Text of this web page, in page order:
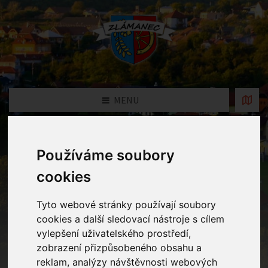
Používáme soubory
cookies
Tyto webové stránky používají soubory
cookies a další sledovací nástroje s cílem
vylepšení uživatelského prostředí,
zobrazení přizpůsobeného obsahu a
reklam, analýzy návštěvnosti webových
MENU
Oznámení
Home Oznámení
ŽÁDOST O PŘIJETÍ DÍTĚTE K
PŘEDŠKOLNÍMU VZDĚLÁVÁNÍ